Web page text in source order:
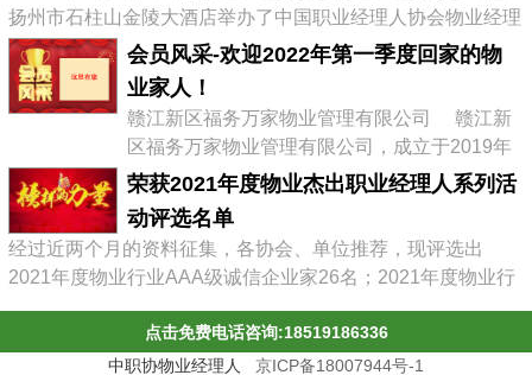
扬州市石柱山金陵大酒店举办了中国职业经理人协会物业经理
人分会第二届会员大会暨物业企业转型发展高峰论坛，有来自
全国物业协会、物业公司的300多位代表参加了会议，李占军
会长继续连任会长，会议通过《中职协物业经理人分会管理办
法》，并选举出了第二届分会理事会、第二届常务理事、副会
长及名誉会长。 李占军连任...
会员风采-欢迎2022年第一季度回家的物
业家人！
赣江新区福务万家物业管理有限公司 赣江新
区福务万家物业管理有限公司，成立于2019年
03月08日，属赣江控股集团旗下中赣置业全资
子公司，目前在管11个项目。 企业经营范围:
物业管理，文化场馆管理服务，商业综合体管
理服务，园区管理服务，集贸市场管理服务，
停车场管理服务，工程管理服务，供冷供暖设
施管理服务，酒店管理服务，城市绿化管理服
务，会议及展览服务，礼...
荣获2021年度物业杰出职业经理人系列活
动评选名单
经过近两个月的资料征集，各协会、单位推荐，现评选出
2021年度物业行业AAA级诚信企业家26名；2021年度物业行
85名；2021年度物业行业优秀总监38名；2021年度物业行业
最具员工幸福感企业43家；2021年度物业职业经理人推崇
点击免费电话咨询:18519186336
中职协物业经理人 京ICP备18007944号-1